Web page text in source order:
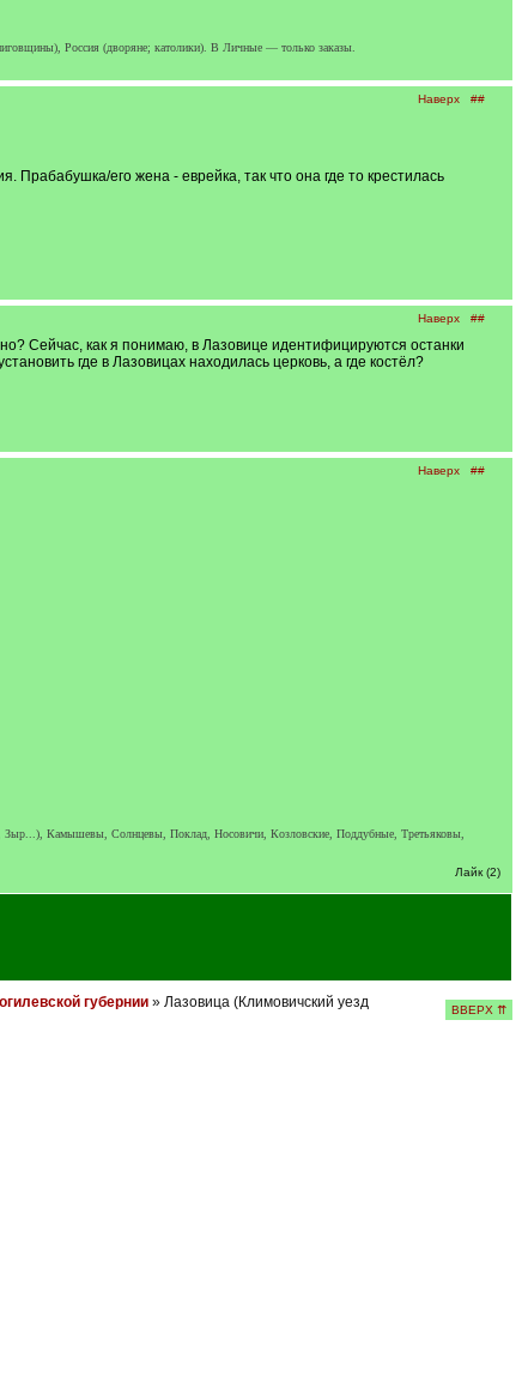
Россия (дворяне; католики). В Личные — только заказы.
Наверх ##
его жена - еврейка, так что она где то крестилась
Наверх ##
Сейчас, как я понимаю, в Лазовице идентифицируются останки
где в Лазовицах находилась церковь, а где костёл?
Наверх ##
Камышевы, Солнцевы, Поклад, Носовичи, Козловские, Поддубные, Третьяковы,
Лайк (2)
губернии» Лазовица (Климовичский уезд
ВВЕРХ ⇈